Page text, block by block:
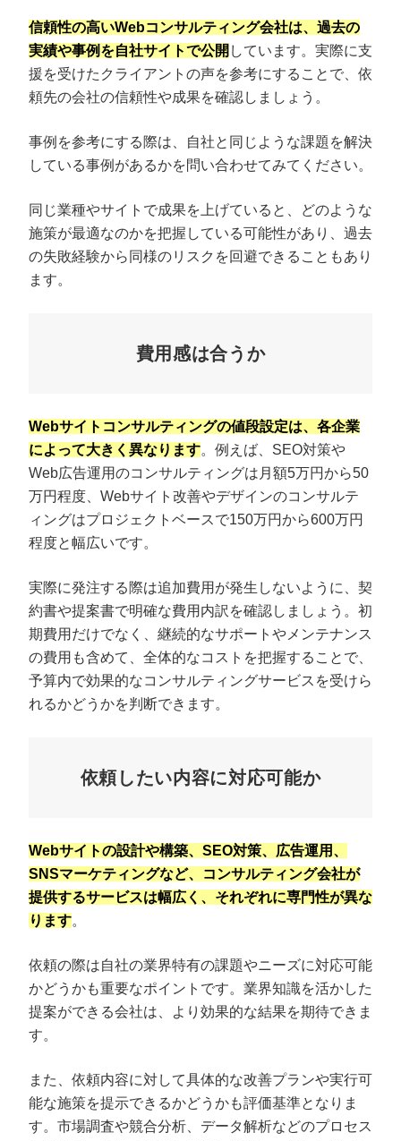
信頼性の高いWebコンサルティング会社は、過去の
実績や事例を自社サイトで公開 しています。実際に支
援を受けたクライアントの声を参考にすることで、依
頼先の会社の信頼性や成果を確認しましょう。
事例を参考にする際は、自社と同じような課題を解決
している事例があるかを問い合わせてみてください。
同じ業種やサイトで成果を上げていると、どのような
施策が最適なのかを把握している可能性があり、過去
の失敗経験から同様のリスクを回避できることもあり
ます。
費用感は合うか
Webサイトコンサルティングの値段設定は、各企業
によって大きく異なります。例えば、SEO対策や
Web広告運用のコンサルティングは月額5万円から50
万円程度、Webサイト改善やデザインのコンサルテ
ィングはプロジェクトベースで150万円から600万円
程度と幅広いです。
実際に発注する際は追加費用が発生しないように、契
約書や提案書で明確な費用内訳を確認しましょう。初
期費用だけでなく、継続的なサポートやメンテナンス
の費用も含めて、全体的なコストを把握することで、
予算内で効果的なコンサルティングサービスを受けら
れるかどうかを判断できます。
依頼したい内容に対応可能か
Webサイトの設計や構築、SEO対策、広告運用、
SNSマーケティングなど、コンサルティング会社が
提供するサービスは幅広く、それぞれに専門性が異な
ります。
依頼の際は自社の業界特有の課題やニーズに対応可能
かどうかも重要なポイントです。業界知識を活かした
提案ができる会社は、より効果的な結果を期待できま
す。
また、依頼内容に対して具体的な改善プランや実行可
能な施策を提示できるかどうかも評価基準となりま
す。市場調査や競合分析、データ解析などのプロセス